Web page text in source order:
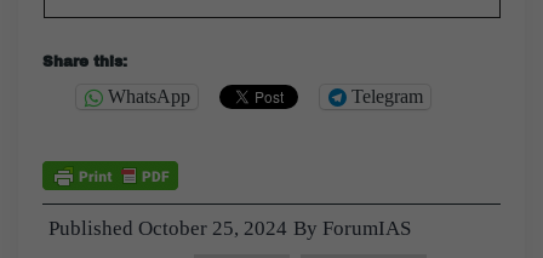
Share this:
WhatsApp Telegram
Published October 25, 2024 By ForumIAS